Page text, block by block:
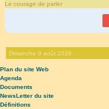
Le courage de parler
Dimanche 9 août 2026
Plan du site Web
Agenda
Documents
NewsLetter du site
Définitions